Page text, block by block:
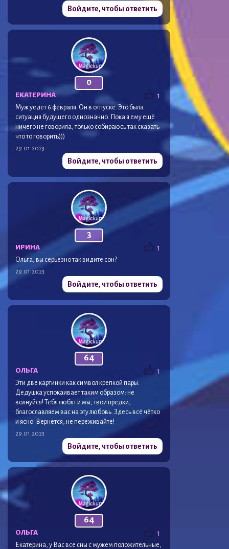
Войдите, чтобы ответить
0
1
ЕКАТЕРИНА
Муж уедет 6 февраля. Он в отпуске. Это была
ситуация будущего однозначно. Пока я ему ещё
ничего не говорила, только собираюсь так сказать
что то говорить)))
29.01.2023
Войдите, чтобы ответить
3
1
ИРИНА
Ольга, вы серьезно так видите сон?
29.01.2023
Войдите, чтобы ответить
64
1
ОЛЬГА
Эти две картинки как символ крепкой пары.
Дедушка успокаивает таким образом: не
волнуйся! Тебя любят и мы, твои предки,
благославляем вас на эту любовь. Здесь всё чётко
и ясно. Вернётся, не переживайте!
29.01.2023
Войдите, чтобы ответить
64
1
ОЛЬГА
Екатерина, у Вас все сны с мужем положительные,